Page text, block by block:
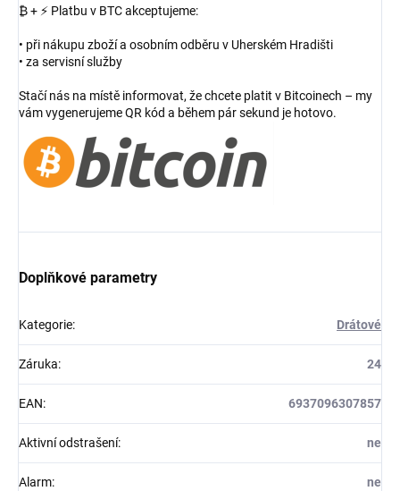
₿ + ⚡ Platbu v BTC akceptujeme:
• při nákupu zboží a osobním odběru v Uherském Hradišti
• za servisní služby
Stačí nás na místě informovat, že chcete platit v Bitcoinech – my
vám vygenerujeme QR kód a během pár sekund je hotovo.
Doplňkové parametry
Kategorie: Drátové
Záruka: 24
EAN: 6937096307857
Aktivní odstrašení: ne
Alarm: ne